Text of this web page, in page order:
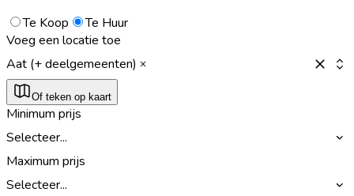
Te Koop
Te Huur
Voeg een locatie toe
Aat (+ deelgemeenten)
Of teken op kaart
Minimum prijs
Selecteer...
Maximum prijs
Selecteer...